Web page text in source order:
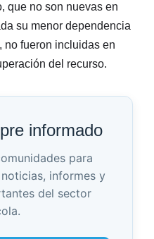
que no son nuevas en
su menor dependencia
no fueron incluidas en
del recurso.
informado
para
informes y
del sector